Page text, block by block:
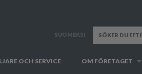
SUOMEKSI
OCH SERVICE OM FÖRETAGET